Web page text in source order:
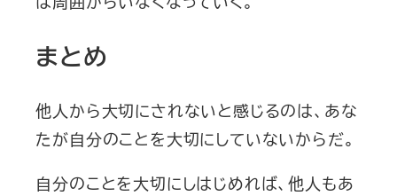
まとめ
他人から大切にされないと感じるのは、あな
たが自分のことを大切にしていないからだ。
自分のことを大切にしはじめれば、他人もあ